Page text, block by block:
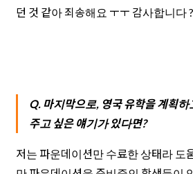
던 것 같아 죄송해요 ㅜㅜ 감사합니다
Q. 마지막으로, 영국 유학을 계획하
주고 싶은 얘기가 있다면?
저는 파운데이션만 수료한 상태라 도